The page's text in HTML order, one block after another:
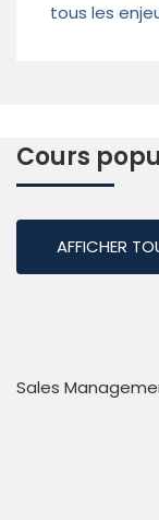
tous les
Cours
AFFICHER
Sales